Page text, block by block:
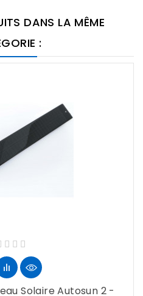
DANS LA MÊME
:
Solaire Autosun 2 -